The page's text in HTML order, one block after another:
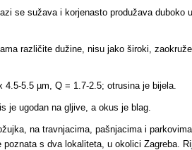
se sužava i korjenasto produžava
različite dužine, nisu jako široki,
5.5 µm, Q = 1.7-2.5; otrusina je bijela.
je ugodan na gljive, a okus je blag.
na travnjacima, pašnjacima i
s dva lokaliteta, u okolici Zagreba.